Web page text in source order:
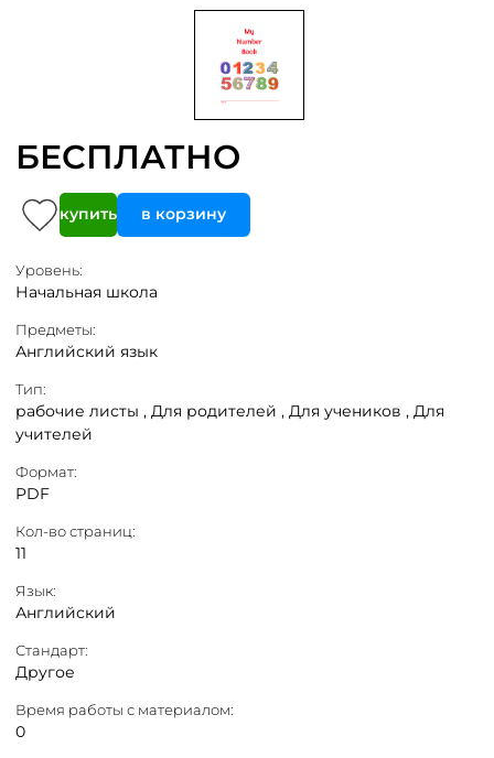
БЕСПЛАТНО
купить в корзину
Уровень:
Начальная школа
Предметы:
Английский язык
Тип:
рабочие листы , Для родителей , Для учеников , Для
учителей
Формат:
PDF
Кол-во страниц:
11
Язык:
Английский
Стандарт:
Другое
Время работы с материалом:
0